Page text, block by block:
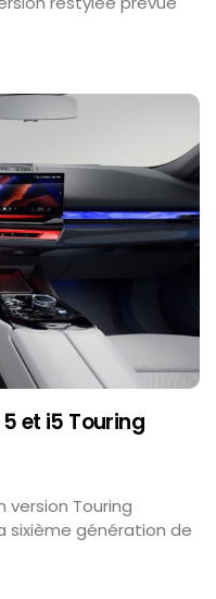
5 et i5 Touring
version Touring
sixième génération de